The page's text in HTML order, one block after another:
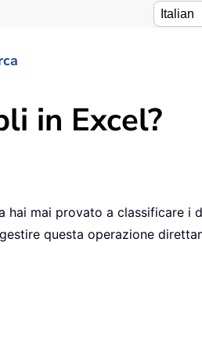
in Excel?
hai mai provato a classificare i
questa operazione